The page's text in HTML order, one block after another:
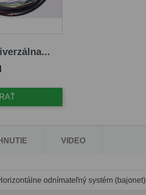
VIDEO
odnímateľný systém (bajonet)